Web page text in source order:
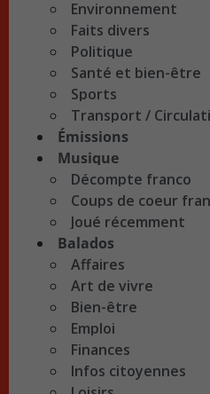
Environnement
Faits divers
Politique
Santé et bien-être
Sports
Transport /
Émissions
Musique
Décompte franco
Coups de coeur
Joué récemment
Balados
Affaires
Art de vivre
Bien-être
Emploi
Finances
Infos citoyennes